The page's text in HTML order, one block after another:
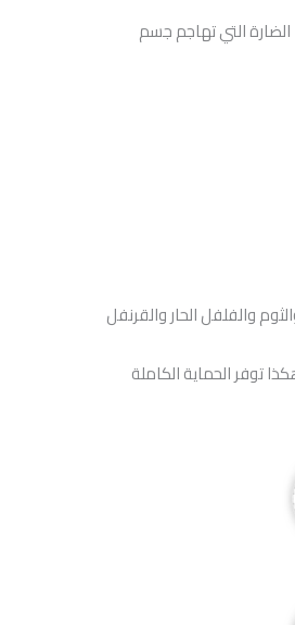
الضارة التي تهاجم جسم
والفلفل الحار والقرنفل
توفر الحماية الكاملة